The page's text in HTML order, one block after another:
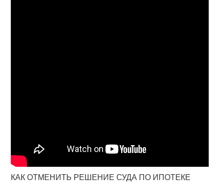
КАК ОТМЕНИТЬ РЕШЕНИЕ СУДА ПО ИПОТЕКЕ